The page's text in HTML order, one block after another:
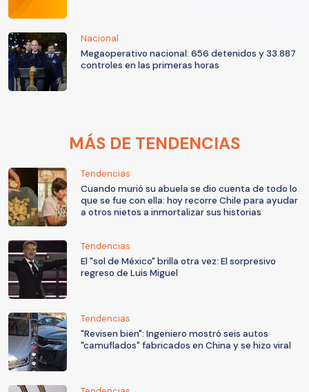
Nacional
Megaoperativo nacional: 656 detenidos y 33.887
controles en las primeras horas
MÁS DE TENDENCIAS
Tendencias
Cuando murió su abuela se dio cuenta de todo lo
que se fue con ella: hoy recorre Chile para ayudar
a otros nietos a inmortalizar sus historias
Tendencias
El "sol de México" brilla otra vez: El sorpresivo
regreso de Luis Miguel
Tendencias
"Revisen bien": Ingeniero mostró seis autos
"camuflados" fabricados en China y se hizo viral